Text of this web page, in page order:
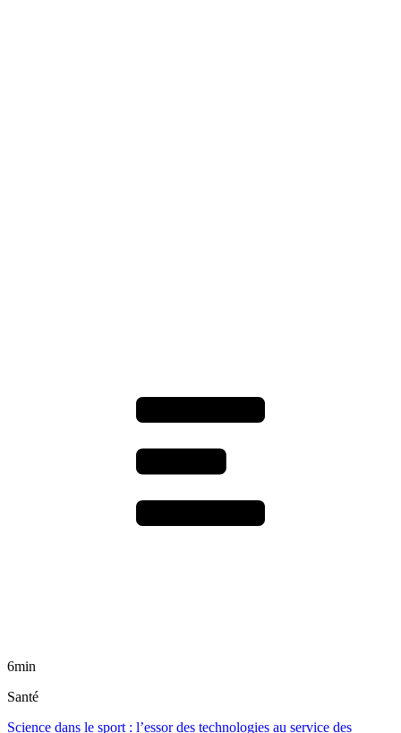
6min
Santé
Science dans le sport : l’essor des technologies au service des